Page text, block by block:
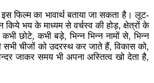
फिल्म का भावार्थ बताया जा सकता है। लूट-
किये भय के माध्यम से वर्चस्व की होड़, क्षेत्रों के
छोटे, कभी बड़े, भिन्न भिन्न नामों से, भिन्न
चीजों को उदरस्थ कर जाते हैं, विकास को,
जाकर समय भी अपना अस्तित्व खो देता है,